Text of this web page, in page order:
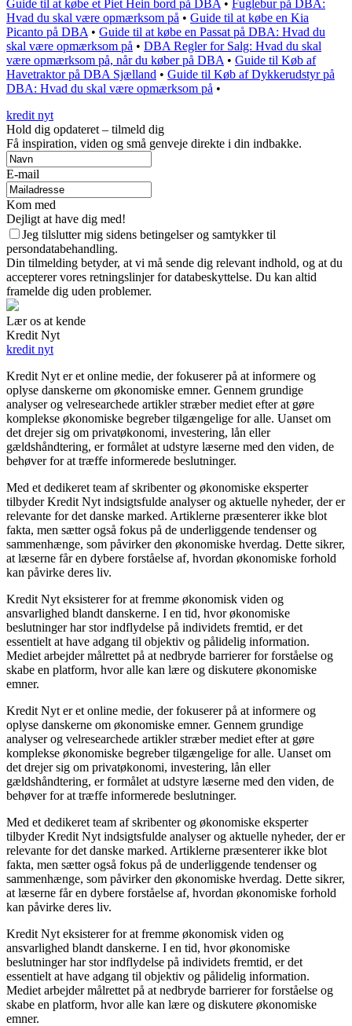
Guide til at købe et Piet Hein bord på DBA • Fuglebur på DBA:
Hvad du skal være opmærksom på • Guide til at købe en Kia
Picanto på DBA • Guide til at købe en Passat på DBA: Hvad du
skal være opmærksom på • DBA Regler for Salg: Hvad du skal
være opmærksom på, når du køber på DBA • Guide til Køb af
Havetraktor på DBA Sjælland • Guide til Køb af Dykkerudstyr på
DBA: Hvad du skal være opmærksom på •
kredit nyt
Hold dig opdateret – tilmeld dig
Få inspiration, viden og små genveje direkte i din indbakke.
E-mail
Kom med
Dejligt at have dig med!
Jeg tilslutter mig sidens betingelser og samtykker til
persondatabehandling.
Din tilmelding betyder, at vi må sende dig relevant indhold, og at du
accepterer vores retningslinjer for databeskyttelse. Du kan altid
framelde dig uden problemer.
Lær os at kende
Kredit Nyt
kredit nyt
Kredit Nyt er et online medie, der fokuserer på at informere og
oplyse danskerne om økonomiske emner. Gennem grundige
analyser og velresearchede artikler stræber mediet efter at gøre
komplekse økonomiske begreber tilgængelige for alle. Uanset om
det drejer sig om privatøkonomi, investering, lån eller
gældshåndtering, er formålet at udstyre læserne med den viden, de
behøver for at træffe informerede beslutninger.
Med et dedikeret team af skribenter og økonomiske eksperter
tilbyder Kredit Nyt indsigtsfulde analyser og aktuelle nyheder, der er
relevante for det danske marked. Artiklerne præsenterer ikke blot
fakta, men sætter også fokus på de underliggende tendenser og
sammenhænge, som påvirker den økonomiske hverdag. Dette sikrer,
at læserne får en dybere forståelse af, hvordan økonomiske forhold
kan påvirke deres liv.
Kredit Nyt eksisterer for at fremme økonomisk viden og
ansvarlighed blandt danskerne. I en tid, hvor økonomiske
beslutninger har stor indflydelse på individets fremtid, er det
essentielt at have adgang til objektiv og pålidelig information.
Mediet arbejder målrettet på at nedbryde barrierer for forståelse og
skabe en platform, hvor alle kan lære og diskutere økonomiske
emner.
Kredit Nyt er et online medie, der fokuserer på at informere og
oplyse danskerne om økonomiske emner. Gennem grundige
analyser og velresearchede artikler stræber mediet efter at gøre
komplekse økonomiske begreber tilgængelige for alle. Uanset om
det drejer sig om privatøkonomi, investering, lån eller
gældshåndtering, er formålet at udstyre læserne med den viden, de
behøver for at træffe informerede beslutninger.
Med et dedikeret team af skribenter og økonomiske eksperter
tilbyder Kredit Nyt indsigtsfulde analyser og aktuelle nyheder, der er
relevante for det danske marked. Artiklerne præsenterer ikke blot
fakta, men sætter også fokus på de underliggende tendenser og
sammenhænge, som påvirker den økonomiske hverdag. Dette sikrer,
at læserne får en dybere forståelse af, hvordan økonomiske forhold
kan påvirke deres liv.
Kredit Nyt eksisterer for at fremme økonomisk viden og
ansvarlighed blandt danskerne. I en tid, hvor økonomiske
beslutninger har stor indflydelse på individets fremtid, er det
essentielt at have adgang til objektiv og pålidelig information.
Mediet arbejder målrettet på at nedbryde barrierer for forståelse og
skabe en platform, hvor alle kan lære og diskutere økonomiske
emner.